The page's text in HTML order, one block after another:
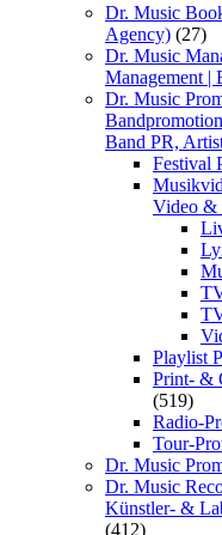
Dr. Music
Agency) (27)
Dr. Music
Management |
Dr. Music
Band PR,
Festival
Video &
Playlist
Print- &
(519)
Radio-
Tour-
Dr. Music
Dr. Music
Künstler- &
(412)